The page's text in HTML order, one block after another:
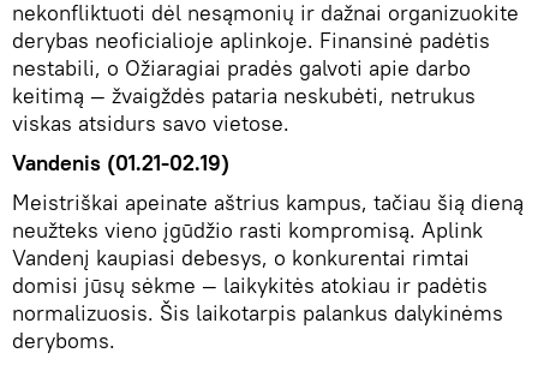
nekonfliktuoti dėl nesąmonių ir dažnai organizuokite
derybas neoficialioje aplinkoje. Finansinė padėtis
nestabili, o Ožiaragiai pradės galvoti apie darbo
keitimą — žvaigždės pataria neskubėti, netrukus
viskas atsidurs savo vietose.
Vandenis (01.21-02.19)
Meistriškai apeinate aštrius kampus, tačiau šią dieną
neužteks vieno įgūdžio rasti kompromisą. Aplink
Vandenį kaupiasi debesys, o konkurentai rimtai
domisi jūsų sėkme — laikykitės atokiau ir padėtis
normalizuosis. Šis laikotarpis palankus dalykinėms
deryboms.